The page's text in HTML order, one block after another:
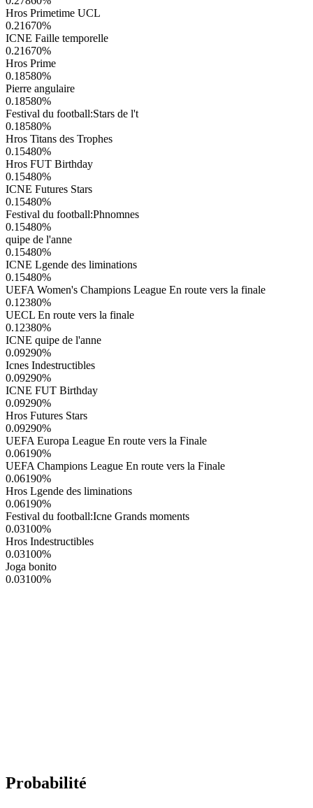
Hros Primetime UCL
0.21670%
ICNE Faille temporelle
0.21670%
Hros Prime
0.18580%
Pierre angulaire
0.18580%
Festival du football:Stars de l't
0.18580%
Hros Titans des Trophes
0.15480%
Hros FUT Birthday
0.15480%
ICNE Futures Stars
0.15480%
Festival du football:Phnomnes
0.15480%
quipe de l'anne
0.15480%
ICNE Lgende des liminations
0.15480%
UEFA Women's Champions League En route vers la finale
0.12380%
UECL En route vers la finale
0.12380%
ICNE quipe de l'anne
0.09290%
Icnes Indestructibles
0.09290%
ICNE FUT Birthday
0.09290%
Hros Futures Stars
0.09290%
UEFA Europa League En route vers la Finale
0.06190%
UEFA Champions League En route vers la Finale
0.06190%
Hros Lgende des liminations
0.06190%
Festival du football:Icne Grands moments
0.03100%
Hros Indestructibles
0.03100%
Joga bonito
0.03100%
Probabilité